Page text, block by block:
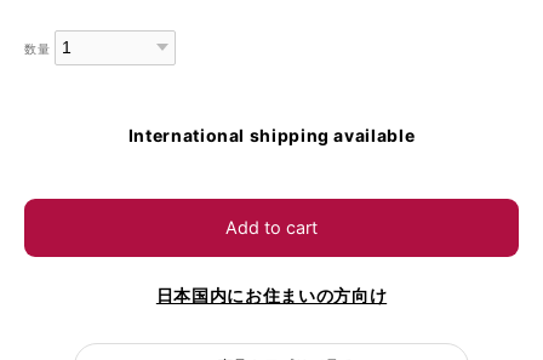
数量
International shipping available
Add to cart
日本国内にお住まいの方向け